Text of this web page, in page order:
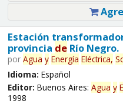
Estación
provincia deRío Negro.
por Agua y Energía Eléctrica,
Idioma: Español
Editor: Buenos Aires: Agua y
1998